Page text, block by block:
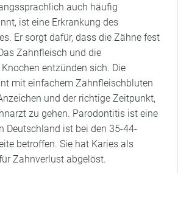
auch häufig
ist eine Erkrankung des
Er sorgt dafür, dass die Zähne fest
Zahnfleisch und die
entzünden sich. Die
mit einfachem Zahnfleischbluten
und der richtige Zeitpunkt,
zu gehen. Parodontitis ist eine
Deutschland ist bei den 35-44-
betroffen. Sie hat Karies als
Zahnverlust abgelöst.